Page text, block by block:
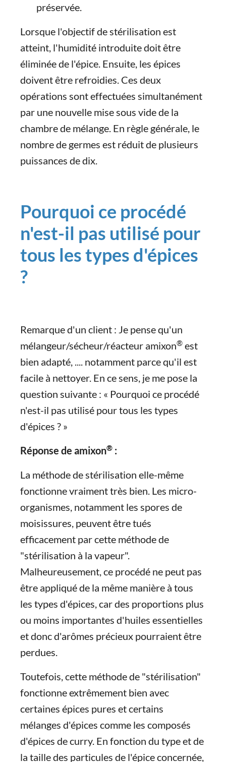
préservée.
Lorsque l'objectif de stérilisation est
atteint, l'humidité introduite doit être
éliminée de l'épice. Ensuite, les épices
doivent être refroidies. Ces deux
opérations sont effectuées simultanément
par une nouvelle mise sous vide de la
chambre de mélange. En règle générale, le
nombre de germes est réduit de plusieurs
puissances de dix.
Pourquoi ce procédé
n'est-il pas utilisé pour
tous les types d'épices
?
Remarque d'un client : Je pense qu'un
mélangeur/sécheur/réacteur amixon® est
bien adapté, .... notamment parce qu'il est
facile à nettoyer. En ce sens, je me pose la
question suivante : « Pourquoi ce procédé
n'est-il pas utilisé pour tous les types
d'épices ? »
Réponse de amixon® :
La méthode de stérilisation elle-même
fonctionne vraiment très bien. Les micro-
organismes, notamment les spores de
moisissures, peuvent être tués
efficacement par cette méthode de
"stérilisation à la vapeur".
Malheureusement, ce procédé ne peut pas
être appliqué de la même manière à tous
les types d'épices, car des proportions plus
ou moins importantes d'huiles essentielles
et donc d'arômes précieux pourraient être
perdues.
Toutefois, cette méthode de "stérilisation"
fonctionne extrêmement bien avec
certaines épices pures et certains
mélanges d'épices comme les composés
d'épices de curry. En fonction du type et de
la taille des particules de l'épice concernée,